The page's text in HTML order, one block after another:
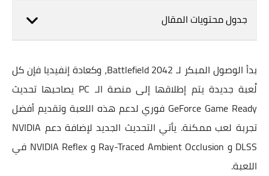
جدول محتويات المقال
بدأ الوصول المبكر لـ Battlefield 2042، وكعادة إنفيديا فإن كل
لُعبة جديدة يتم إطلاقها إلى منصة الـ PC يصاحبها تحديث
GeForce Game Ready فوري لدعم هذه اللعبة وتقديم أفضل
تجربة لعب ممكنة. يأتي التحديث الجديد لإضافة دعم NVIDIA
DLSS و Ray-Traced Ambient Occlusion و NVIDIA Reflex في
اللعبة.